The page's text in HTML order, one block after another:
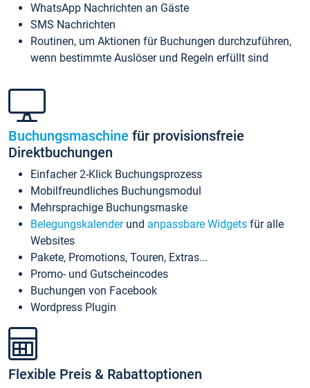
WhatsApp Nachrichten an Gäste
SMS Nachrichten
Routinen, um Aktionen für Buchungen durchzuführen,
wenn bestimmte Auslöser und Regeln erfüllt sind
Buchungsmaschine für provisionsfreie
Direktbuchungen
Einfacher 2-Klick Buchungsprozess
Mobilfreundliches Buchungsmodul
Mehrsprachige Buchungsmaske
Belegungskalenderund anpassbare Widgets für alle
Websites
Pakete, Promotions, Touren, Extras...
Promo- und Gutscheincodes
Buchungen von Facebook
Wordpress Plugin
Flexible Preis & Rabattoptionen